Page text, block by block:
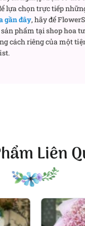
mắt mang đến sự may
cành
đẹp của người phụ nữ
hoa lan hồ điệp 3 cành
Thế của hoa lan
sẽ là “tam”, vần
cành hoa lan giống
lựa chọn trực tiếp
gần đây, hãy để
phẩm tạishop hoa
cách riêng của một
.
Liên